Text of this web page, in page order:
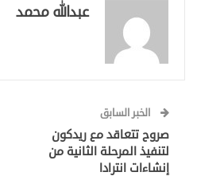
عبدالله محمد
الخبر السابق
صروح تتعاقد مع ريدكون
لتنفيذ المرحلة الثانية من
إنشاءات انترادا